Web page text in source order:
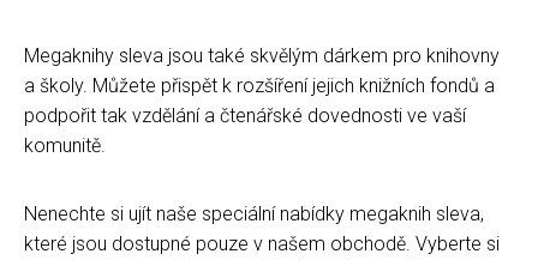
Megaknihy sleva jsou také skvělým dárkem pro knihovny
a školy. Můžete přispět k rozšíření jejich knižních fondů a
podpořit tak vzdělání a čtenářské dovednosti ve vaší
komunitě.
Nenechte si ujít naše speciální nabídky megaknih sleva,
které jsou dostupné pouze v našem obchodě. Vyberte si